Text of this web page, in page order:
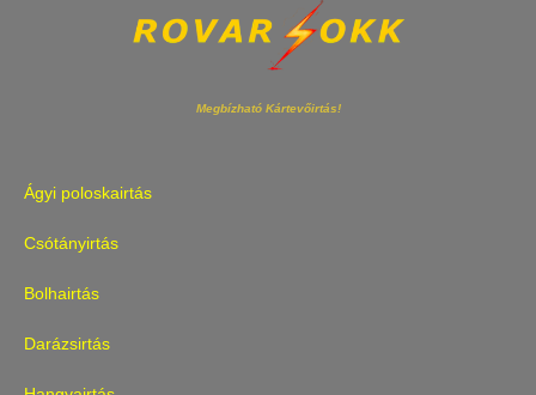
Megbízható Kártevőirtás!
Ágyi poloskairtás
Csótányirtás
Bolhairtás
Darázsirtás